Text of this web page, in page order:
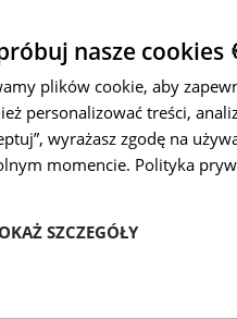
stopień ochrony IP68.
oryginalnego uchwytu
zakłócenia w transmisji
ekranowane kable
nasze cookies
plików cookie, aby
personalizować treści,
wyrażasz zgodę na
momencie. Polityka
SZCZEGÓŁY